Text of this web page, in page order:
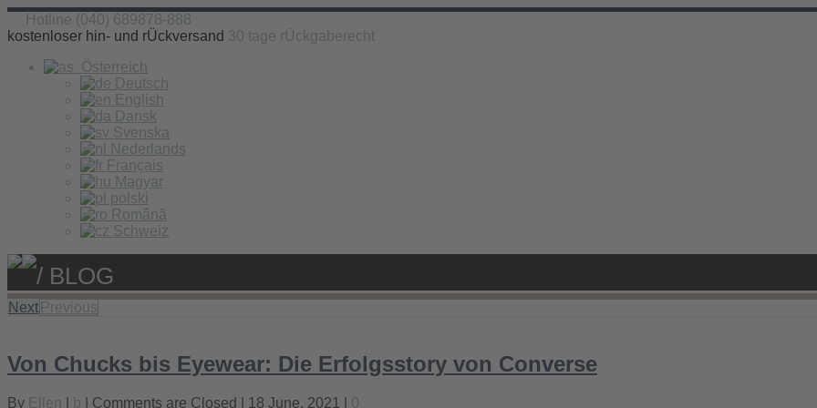
Hotline (040) 689878-888
kostenloser hin- und rÜckversand 30 tage rÜckgaberecht
Österreich
Deutsch
English
Dansk
Svenska
Nederlands
Français
Magyar
polski
Română
Schweiz
/ BLOG
Next Previous
Von Chucks bis Eyewear: Die Erfolgsstory von Converse
By Ellen b Comments are Closed | 18 June, 2021 | 0